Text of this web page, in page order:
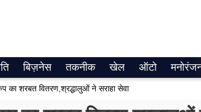
बिज़नेस तकनीक खेल ऑटो
का शरबत वितरण,श्रद्धालुओं ने सराहा सेवा